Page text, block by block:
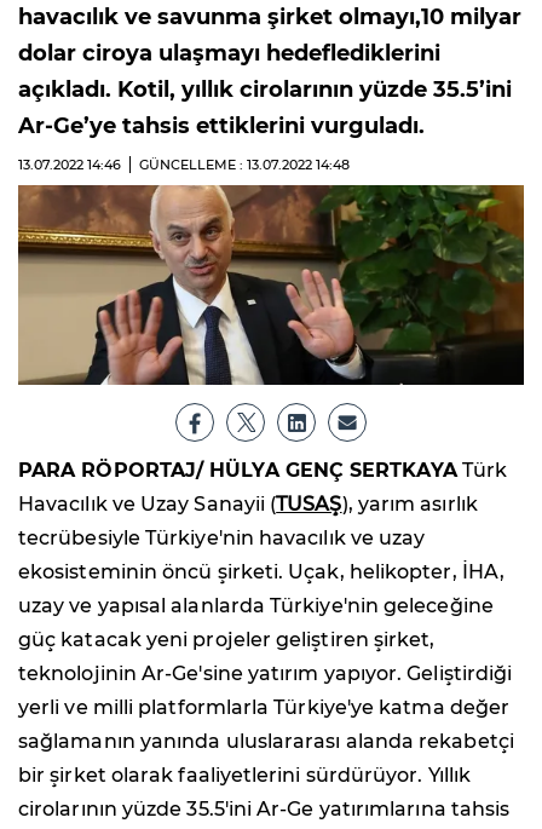
havacılık ve savunma şirket olmayı,10 milyar
dolar ciroya ulaşmayı hedeflediklerini
açıkladı. Kotil, yıllık cirolarının yüzde 35.5’ini
Ar-Ge’ye tahsis ettiklerini vurguladı.
13.07.2022 14:46 GÜNCELLEME : 13.07.2022 14:48
PARA RÖPORTAJ/ HÜLYA GENÇ SERTKAYATürk
Havacılık ve Uzay Sanayii (TUSAŞ), yarım asırlık
tecrübesiyle Türkiye'nin havacılık ve uzay
ekosisteminin öncü şirketi. Uçak, helikopter, İHA,
uzay ve yapısal alanlarda Türkiye'nin geleceğine
güç katacak yeni projeler geliştiren şirket,
teknolojinin Ar-Ge'sine yatırım yapıyor. Geliştirdiği
yerli ve milli platformlarla Türkiye'ye katma değer
sağlamanın yanında uluslararası alanda rekabetçi
bir şirket olarak faaliyetlerini sürdürüyor. Yıllık
cirolarının yüzde 35.5'ini Ar-Ge yatırımlarına tahsis